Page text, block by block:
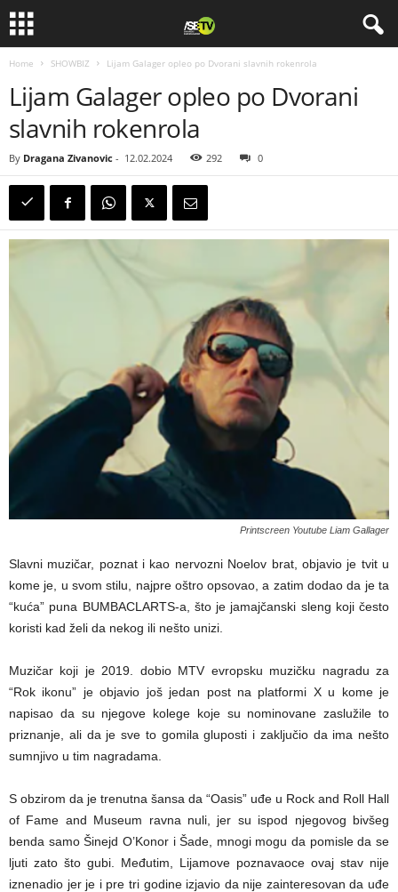
Home SHOWBIZ Lijam Galager opleo po Dvorani slavnih rokenrola
Lijam Galager opleo po Dvorani
slavnih rokenrola
By Dragana Zivanovic - 12.02.2024 292 0
Printscreen Youtube Liam Gallager
Slavni muzičar, poznat i kao nervozni Noelov brat, objavio je tvit u
kome je, u svom stilu, najpre oštro opsovao, a zatim dodao da je ta
“kuća” puna BUMBACLARTS-a, što je jamajčanski sleng koji često
koristi kad želi da nekog ili nešto unizi.
Muzičar koji je 2019. dobio MTV evropsku muzičku nagradu za
“Rok ikonu” je objavio još jedan post na platformi X u kome je
napisao da su njegove kolege koje su nominovane zaslužile to
priznanje, ali da je sve to gomila gluposti i zaključio da ima nešto
sumnjivo u tim nagradama.
S obzirom da je trenutna šansa da “Oasis” uđe u Rock and Roll Hall
of Fame and Museum ravna nuli, jer su ispod njegovog bivšeg
benda samo Šinejd O’Konor i Šade, mnogi mogu da pomisle da se
ljuti zato što gubi. Međutim, Lijamove poznavaoce ovaj stav nije
iznenadio jer je i pre tri godine izjavio da nije zainteresovan da uđe